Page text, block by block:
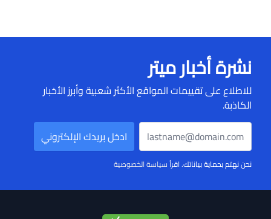
نشرة أخبار ميتر
للاطلاع على تقييمات المواقع الأكثر شعبية وأبرز الأخبار
الكاذبة.
نحن نهتم بحماية بياناتك. اقرأسياسة الخصوصية